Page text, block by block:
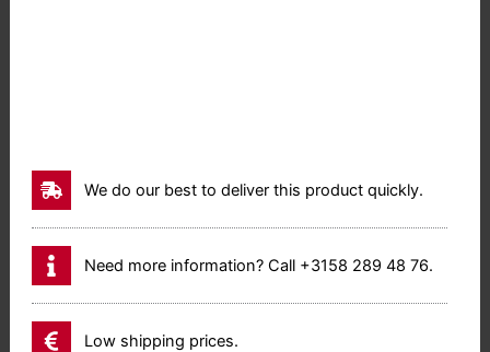
We do our best to deliver this product quickly.
Need more information? Call +3158 289 48 76.
Low shipping prices.